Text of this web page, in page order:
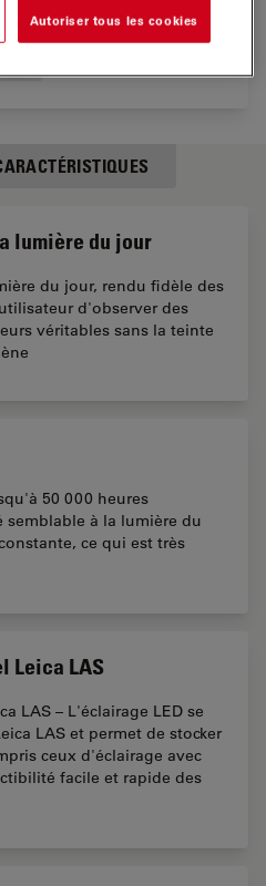
lumière du jour
du jour, rendu fidèle des
d'observer des
véritables sans la teinte
50 000 heures
semblable à la lumière du
ce qui est très
Leica LAS
LAS – L'éclairage LED se
LAS et permet de stocker
ceux d'éclairage avec
facile et rapide des
Autoriser tous les cookies